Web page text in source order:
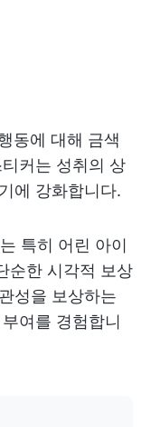
동에 대해 금색
커는 성취의 상
에 강화합니다.
특히 어린 아이
순한 시각적 보상
성을 보상하는
여를 경험합니